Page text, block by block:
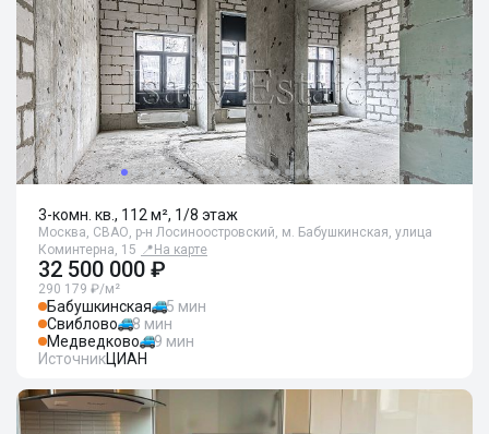
3-комн. кв., 112 м², 1/8 этаж
Москва, СВАО, р-н Лосиноостровский, м. Бабушкинская, улица
Коминтерна, 15 📍 На карте
32 500 000 ₽
290 179 ₽/м²
Бабушкинская
5 мин
Свиблово
8 мин
Медведково
9 мин
ИсточникЦИАН